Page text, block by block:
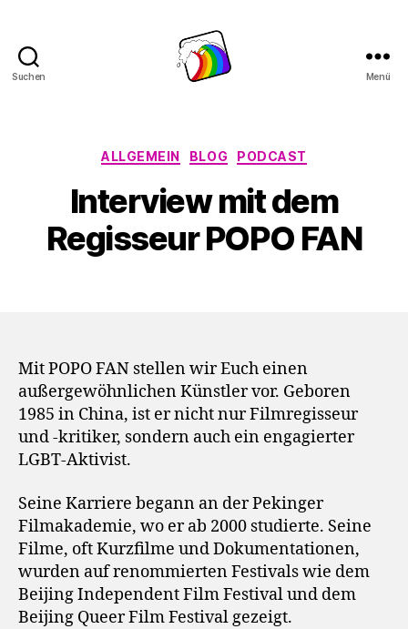
Suchen Menü
Kategorien
ALLGEMEIN BLOG PODCAST
Interview mit dem
Regisseur POPO FAN
Mit POPO FAN stellen wir Euch einen
außergewöhnlichen Künstler vor. Geboren
1985 in China, ist er nicht nur Filmregisseur
und -kritiker, sondern auch ein engagierter
LGBT-Aktivist.
Seine Karriere begann an der Pekinger
Filmakademie, wo er ab 2000 studierte. Seine
Filme, oft Kurzfilme und Dokumentationen,
wurden auf renommierten Festivals wie dem
Beijing Independent Film Festival und dem
Beijing Queer Film Festival gezeigt.